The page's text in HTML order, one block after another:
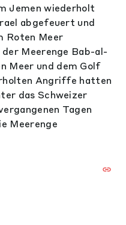
Jemen wiederholt
abgefeuert und
Roten Meer
Meerenge Bab-al-
Meer und dem Golf
Angriffe hatten
das Schweizer
Tagen
Meerenge